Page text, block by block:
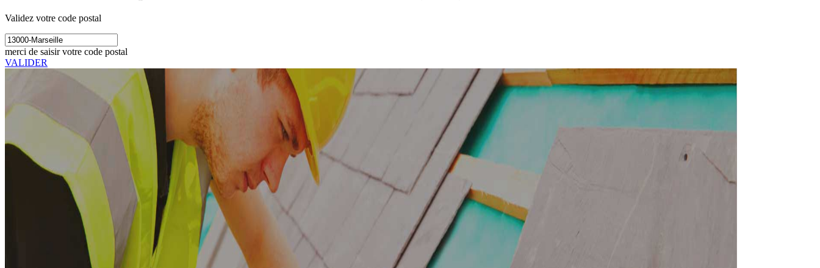
Validez votre code postal
merci de saisir votre code postal
VALIDER